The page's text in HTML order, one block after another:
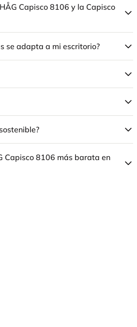
Capisco 8106 y la Capisco
se adapta a mi escritorio?
Capisco 8106 más barata en